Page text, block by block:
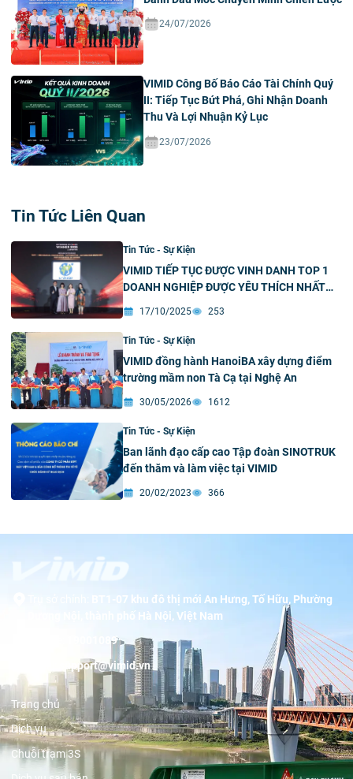
24/07/2026
VIMID Công Bố Báo Cáo Tài Chính Quý
II: Tiếp Tục Bứt Phá, Ghi Nhận Doanh
Thu Và Lợi Nhuận Kỷ Lục
23/07/2026
Tin Tức Liên Quan
Tin Tức - Sự Kiện
VIMID TIẾP TỤC ĐƯỢC VINH DANH TOP 1
DOANH NGHIỆP ĐƯỢC YÊU THÍCH NHẤT
KHỐI DOANH NGHIỆP VỪA – KHẲNG ĐỊNH
UY TÍN THƯƠNG HIỆU
17/10/2025 253
Tin Tức - Sự Kiện
VIMID đồng hành HanoiBA xây dựng điểm
trường mầm non Tà Cạ tại Nghệ An
30/05/2026 1612
Tin Tức - Sự Kiện
Ban lãnh đạo cấp cao Tập đoàn SINOTRUK
đến thăm và làm việc tại VIMID
20/02/2023 366
BT1-07 khu đô thị mới An Hưng, Tố Hữu, Phường
Dương Nội, thành phố Hà Nội, Việt Nam
19001089
support@vimid.vn
Trang chủ
Dịch vụ
Chuỗi trạm 3S